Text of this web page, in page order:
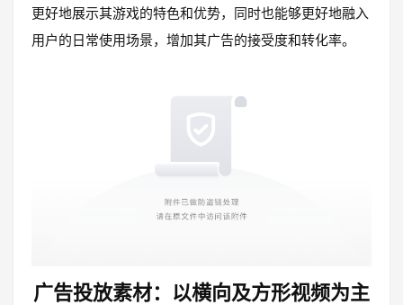
更好地展示其游戏的特色和优势，同时也能够更好地融入
用户的日常使用场景，增加其广告的接受度和转化率。
广告投放素材：以横向及方形视频为主